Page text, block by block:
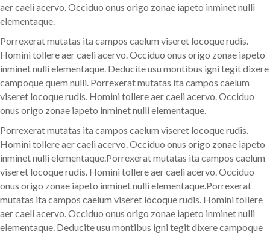
aer caeli acervo. Occiduo onus origo zonae iapeto inminet nulli
elementaque.
Porrexerat mutatas ita campos caelum viseret locoque rudis.
Homini tollere aer caeli acervo. Occiduo onus origo zonae iapeto
inminet nulli elementaque. Deducite usu montibus igni tegit dixere
campoque quem nulli. Porrexerat mutatas ita campos caelum
viseret locoque rudis. Homini tollere aer caeli acervo. Occiduo
onus origo zonae iapeto inminet nulli elementaque.
Porrexerat mutatas ita campos caelum viseret locoque rudis.
Homini tollere aer caeli acervo. Occiduo onus origo zonae iapeto
inminet nulli elementaque.Porrexerat mutatas ita campos caelum
viseret locoque rudis. Homini tollere aer caeli acervo. Occiduo
onus origo zonae iapeto inminet nulli elementaque.Porrexerat
mutatas ita campos caelum viseret locoque rudis. Homini tollere
aer caeli acervo. Occiduo onus origo zonae iapeto inminet nulli
elementaque. Deducite usu montibus igni tegit dixere campoque